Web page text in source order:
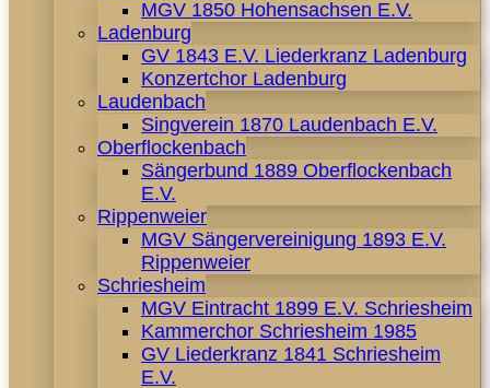
MGV 1850 Hohensachsen E.V.
Ladenburg
GV 1843 E.V. Liederkranz Ladenburg
Konzertchor Ladenburg
Laudenbach
Singverein 1870 Laudenbach E.V.
Oberflockenbach
Sängerbund 1889 Oberflockenbach
E.V.
Rippenweier
MGV Sängervereinigung 1893 E.V.
Rippenweier
Schriesheim
MGV Eintracht 1899 E.V. Schriesheim
Kammerchor Schriesheim 1985
GV Liederkranz 1841 Schriesheim
E.V.